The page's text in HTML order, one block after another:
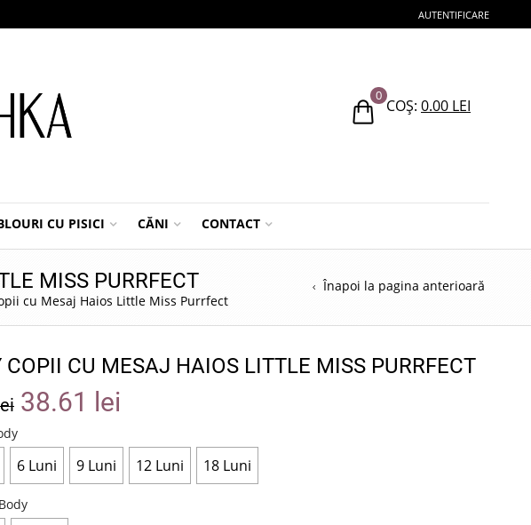
AUTENTIFICARE
0
COȘ: 0.00 LEI
CU PISICI CĂNI CONTACT
MISS PURRFECT
cu Mesaj Haios Little Miss Purrfect
Înapoi la pagina anterioară
COPII CU MESAJ HAIOS LITTLE MISS PURRFECT
38.61 lei
6 Luni 9 Luni 12 Luni 18 Luni